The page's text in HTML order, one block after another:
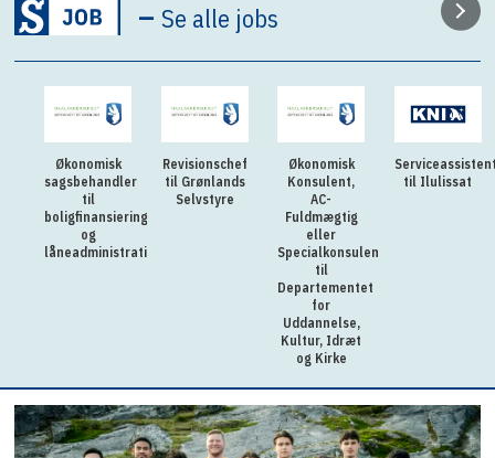
–Se alle jobs
Økonomisk
sagsbehandler
til
boligfinansiering
og
låneadministration
Revisionschef
til Grønlands
Selvstyre
Økonomisk
Konsulent,
AC-
Fuldmægtig
eller
Specialkonsulent
til
Departementet
for
Uddannelse,
Kultur, Idræt
og Kirke
til Ilulissat